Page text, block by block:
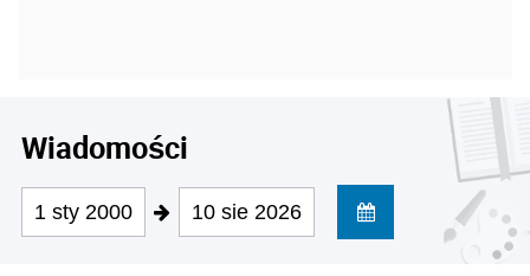
Wiadomości
1 sty 2000 10 sie 2026